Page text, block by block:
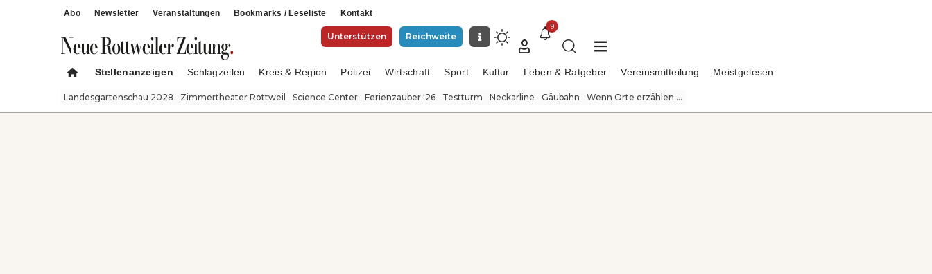
Abo Newsletter Veranstaltungen Bookmarks / Leseliste Kontakt
Unterstützen Reichweite
9
Stellenanzeigen Schlagzeilen Kreis & Region Polizei Wirtschaft Sport Kultur Leben & Ratgeber Vereinsmitteilung Meistgelesen
Landesgartenschau 2028 Zimmertheater Rottweil Science Center Ferienzauber '26 Testturm Neckarline Gäubahn Wenn Orte erzählen ...